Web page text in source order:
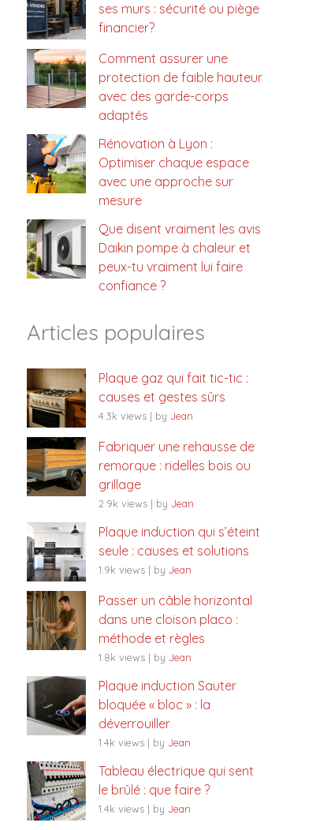
ses murs : sécurité ou piège
financier?
Comment assurer une
protection de faible hauteur
avec des garde-corps
adaptés
Rénovation à Lyon :
Optimiser chaque espace
avec une approche sur
mesure
Que disent vraiment les avis
Daikin pompe à chaleur et
peux-tu vraiment lui faire
confiance ?
Articles populaires
Plaque gaz qui fait tic-tic :
causes et gestes sûrs
4.3k views | by Jean
Fabriquer une rehausse de
remorque : ridelles bois ou
grillage
2.9k views | by Jean
Plaque induction qui s’éteint
seule : causes et solutions
1.9k views | by Jean
Passer un câble horizontal
dans une cloison placo :
méthode et règles
1.8k views | by Jean
Plaque induction Sauter
bloquée « bloc » : la
déverrouiller
1.4k views | by Jean
Tableau électrique qui sent
le brûlé : que faire ?
1.4k views | by Jean